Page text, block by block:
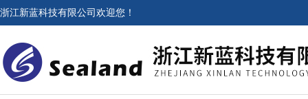
浙江新蓝科技有限公司欢迎您！